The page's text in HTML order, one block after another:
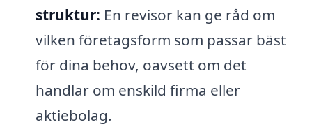
struktur: En revisor kan ge råd om
vilken företagsform som passar bäst
för dina behov, oavsett om det
handlar om enskild firma eller
aktiebolag.